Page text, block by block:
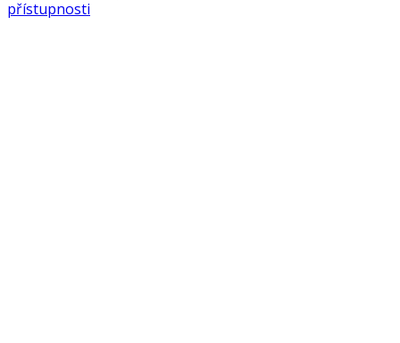
přístupnosti